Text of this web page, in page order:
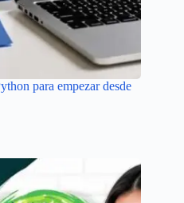
para empezar desde